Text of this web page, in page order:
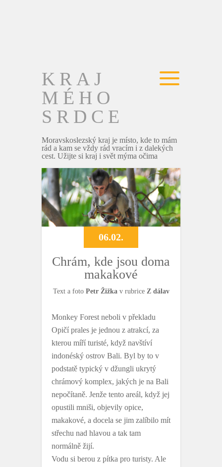
KRAJ
MÉHO
SRDCE
Moravskoslezský kraj je místo, kde to mám
rád a kam se vždy rád vracím i z dalekých
cest. Užijte si kraj i svět mýma očima
06.02.
Chrám, kde jsou doma
makakové
Text a foto Petr Žižkav rubrice Z dálav
Monkey Forest neboli v překladu
Opičí prales je jednou z atrakcí, za
kterou míří turisté, když navštíví
indonéský ostrov Bali. Byl by to v
podstatě typický v džungli ukrytý
chrámový komplex, jakých je na Bali
nepočítaně. Jenže tento areál, když jej
opustili mniši, objevily opice,
makakové, a docela se jim zalíbilo mít
střechu nad hlavou a tak tam
normálně žijí.
Vodu si berou z pítka pro turisty. Ale